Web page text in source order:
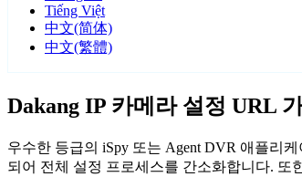
Tiếng Việt
中文(简体)
中文(繁體)
Dakang IP 카메라 설정 URL
우수한 등급의 iSpy 또는 Agent DVR 애플리
되어 전체 설정 프로세스를 간소화합니다. 또